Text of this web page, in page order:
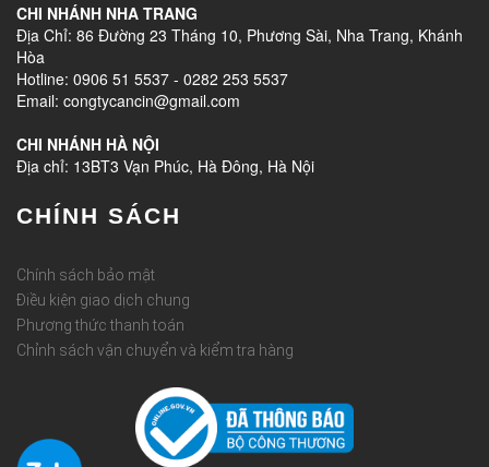
CHI NHÁNH NHA TRANG
Địa Chỉ: 86 Đường 23 Tháng 10, Phương Sài, Nha Trang, Khánh
Hòa
Hotline: 0906 51 5537 - 0282 253 5537
Email: congtycancin@gmail.com
CHI NHÁNH HÀ NỘI
Địa chỉ: 13BT3 Vạn Phúc, Hà Đông, Hà Nội
CHÍNH SÁCH
Chính sách bảo mật
Điều kiện giao dịch chung
Phương thức thanh toán
Chỉnh sách vận chuyển và kiểm tra hàng